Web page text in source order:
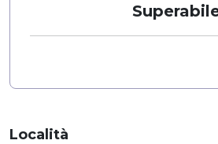
Località